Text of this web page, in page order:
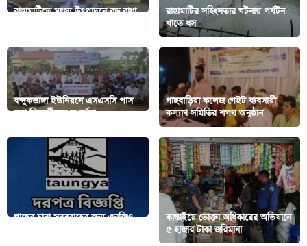
রাঙামাটিতে মৎস্য উৎপাদনে বড় বাধা
রাঙামাটির সহিংসতার ঘটনায় পর্যটন
খাতে ধস
বন্দুকভাঙ্গা ইউনিয়নে এসএসসি পাস
করা শিক্ষার্থীদের সংবর্ধনা
গাছবাড়িয়া কলেজ গেইট ব্যবসায়ী
কল্যাণ সমিতির শপথ অনুষ্ঠান
গাছের চারা সরবরাহের জন্য এনজিও
কাপ্তাইয়ে ভোক্তা অধিকারের অভিযানে
৫ হাজার টাকা জরিমানা